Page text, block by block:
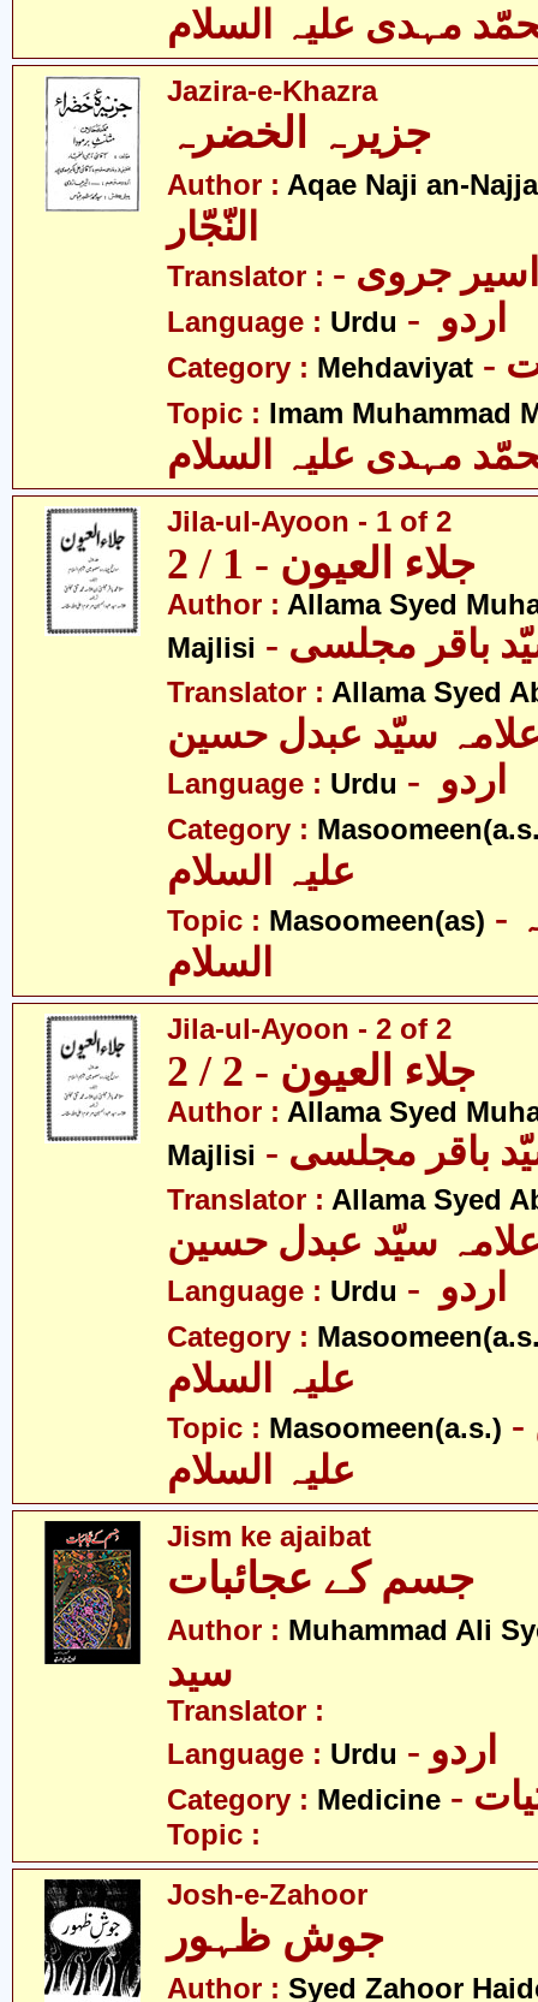
مہدی علیہ السلام
Jazira-e-Khazra
جزیرہ الخضرہ
Author : Aqae Naji an-
Translator : - اسیر جروی
Language : Urdu
Category : Mehdaviyat
Topic : Imam Muhammad
مہدی علیہ السلام
Jila-ul-Ayoon - 1 of 2
جلاء العیون - 1 / 2
Author : Allama Syed
Majlisi
Translator : Allama Syed
سیّد عبدل حسین
Language : Urdu
Category :
Topic : Masoomeen(as) - معصومین علیہ
السلام
Jila-ul-Ayoon - 2 of 2
جلاء العیون - 2 / 2
Author : Allama Syed
Majlisi
Translator : Allama Syed
سیّد عبدل حسین
Language : Urdu
Category :
Topic : Masoomeen(a.s.) - معصومین
علیہ السلام
Jism ke ajaibat
جسم کے عجائبات
Author : Muhammad Ali
سید
Translator :
Language : Urdu - اردو
Category : Medicine
Topic :
Josh-e-Zahoor
جوش ظہور
Author : Syed Zahoor